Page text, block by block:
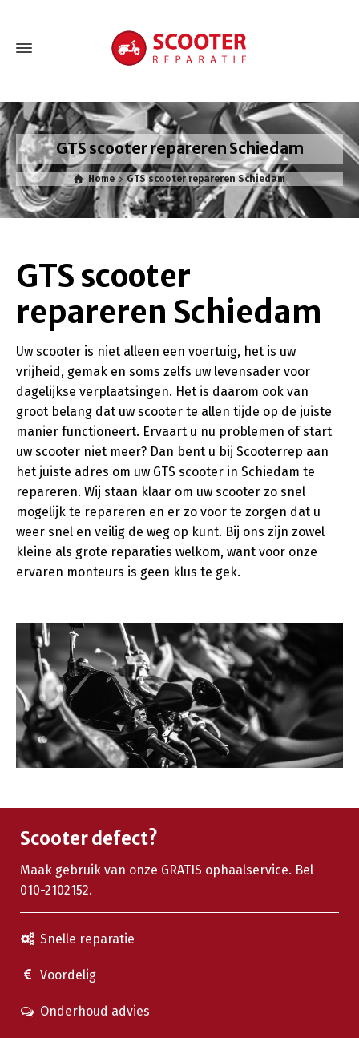
GTS scooter repareren Schiedam
Home GTS scooter repareren Schiedam
GTS scooter
repareren Schiedam
Uw scooter is niet alleen een voertuig, het is uw
vrijheid, gemak en soms zelfs uw levensader voor
dagelijkse verplaatsingen. Het is daarom ook van
groot belang dat uw scooter te allen tijde op de juiste
manier functioneert. Ervaart u nu problemen of start
uw scooter niet meer? Dan bent u bij Scooterrep aan
het juiste adres om uw GTS scooter in Schiedam te
repareren. Wij staan klaar om uw scooter zo snel
mogelijk te repareren en er zo voor te zorgen dat u
weer snel en veilig de weg op kunt. Bij ons zijn zowel
kleine als grote reparaties welkom, want voor onze
ervaren monteurs is geen klus te gek.
Scooter defect?
Maak gebruik van onze GRATIS ophaalservice. Bel
010-2102152.
Snelle reparatie
Voordelig
Onderhoud advies